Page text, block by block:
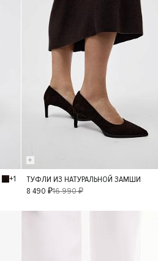
+1
40 36
38
39
ТУФЛИ ИЗ НАТУРАЛЬНОЙ ЗАМШИ
8 490 ₽16 990 ₽